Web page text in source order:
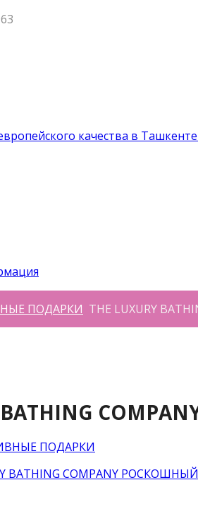
ПОДАРКИ THE LUXURY
BATHING
ПОДАРКИ
BATHING COMPANY